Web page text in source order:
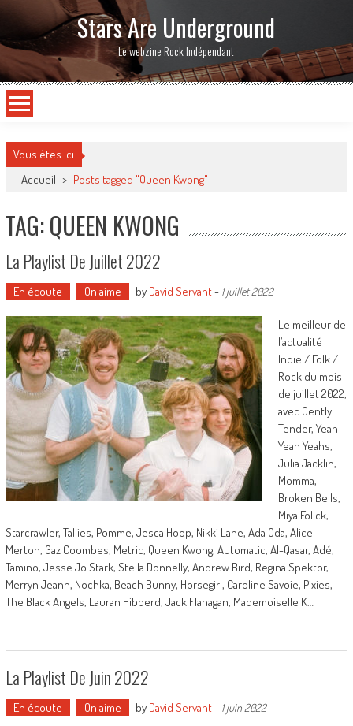
Stars Are Underground
Le webzine Rock Indépendant
Vous êtes ici
Accueil > Posts tagged "Queen Kwong"
TAG: QUEEN KWONG
La Playlist De Juillet 2022
En écoute On aime by David Servant- 1 juillet 2022
Le meilleur de
l’actualité
Indie / Folk /
Rock du mois
de juillet 2022,
avec Gently
Tender, Yeah
Yeah Yeahs,
Julia Jacklin,
Momma,
Broken Bells,
Miya Folick,
Starcrawler, Tallies, Pomme, Jesca Hoop, Nikki Lane, Ada Oda, Alice
Merton, Gaz Coombes, Metric, Queen Kwong, Automatic, Al-Qasar, Adé,
Tamino, Jesse Jo Stark, Stella Donnelly, Andrew Bird, Regina Spektor,
Merryn Jeann, Nochka, Beach Bunny, Horsegirl, Caroline Savoie, Pixies,
The Black Angels, Lauran Hibberd, Jack Flanagan, Mademoiselle K…
La Playlist De Juin 2022
En écoute On aime by David Servant- 1 juin 2022